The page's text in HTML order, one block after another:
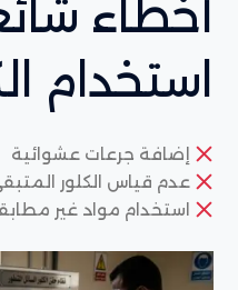
أخطاء
استخدام
إضافة جرعات عشوائية
عدم قياس الكلور
استخدام مواد غير